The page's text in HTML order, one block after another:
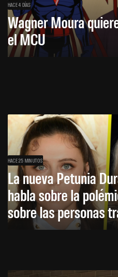
HACE 4 DÍAS
Wagner Moura
el MCU
HACE 25 MINUTOS
La nueva Petunia
habla sobre la
sobre las personas